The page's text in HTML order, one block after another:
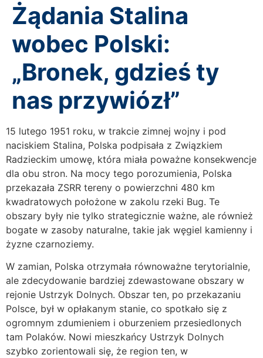
Żądania Stalina
wobec Polski:
„Bronek, gdzieś ty
nas przywiózł”
15 lutego 1951 roku, w trakcie zimnej wojny i pod
naciskiem Stalina, Polska podpisała z Związkiem
Radzieckim umowę, która miała poważne konsekwencje
dla obu stron. Na mocy tego porozumienia, Polska
przekazała ZSRR tereny o powierzchni 480 km
kwadratowych położone w zakolu rzeki Bug. Te
obszary były nie tylko strategicznie ważne, ale również
bogate w zasoby naturalne, takie jak węgiel kamienny i
żyzne czarnoziemy.
W zamian, Polska otrzymała równoważne terytorialnie,
ale zdecydowanie bardziej zdewastowane obszary w
rejonie Ustrzyk Dolnych. Obszar ten, po przekazaniu
Polsce, był w opłakanym stanie, co spotkało się z
ogromnym zdumieniem i oburzeniem przesiedlonych
tam Polaków. Nowi mieszkańcy Ustrzyk Dolnych
szybko zorientowali się, że region ten, w